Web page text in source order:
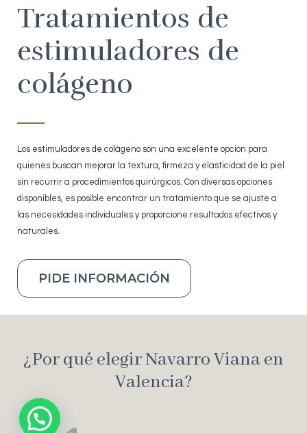
Tratamientos de
estimuladores de
colágeno
Los estimuladores de colágeno son una excelente opción para
quienes buscan mejorar la textura, firmeza y elasticidad de la piel
sin recurrir a procedimientos quirúrgicos. Con diversas opciones
disponibles, es posible encontrar un tratamiento que se ajuste a
las necesidades individuales y proporcione resultados efectivos y
naturales.
PIDE INFORMACIÓN
¿Por qué elegir Navarro Viana en
Valencia?